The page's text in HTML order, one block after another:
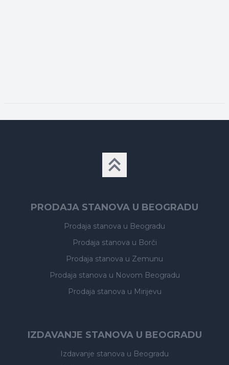
PRODAJA STANOVA U BEOGRADU
Prodaja stanova u Beogradu
Prodaja stanova u Borči
Prodaja stanova u Zemunu
Prodaja stanova u Novom Beogradu
Prodaja stanova u Mirijevu
IZDAVANJE STANOVA U BEOGRADU
Izdavanje stanova u Beogradu